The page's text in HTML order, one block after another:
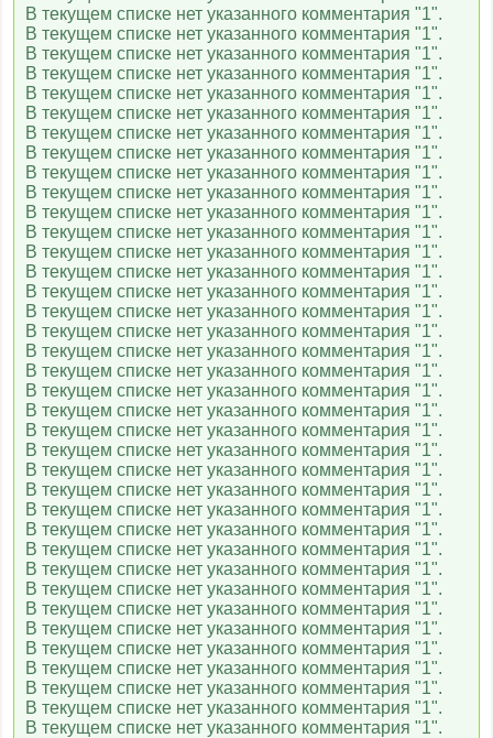
В текущем списке нет указанного комментария "1".
В текущем списке нет указанного комментария "1".
В текущем списке нет указанного комментария "1".
В текущем списке нет указанного комментария "1".
В текущем списке нет указанного комментария "1".
В текущем списке нет указанного комментария "1".
В текущем списке нет указанного комментария "1".
В текущем списке нет указанного комментария "1".
В текущем списке нет указанного комментария "1".
В текущем списке нет указанного комментария "1".
В текущем списке нет указанного комментария "1".
В текущем списке нет указанного комментария "1".
В текущем списке нет указанного комментария "1".
В текущем списке нет указанного комментария "1".
В текущем списке нет указанного комментария "1".
В текущем списке нет указанного комментария "1".
В текущем списке нет указанного комментария "1".
В текущем списке нет указанного комментария "1".
В текущем списке нет указанного комментария "1".
В текущем списке нет указанного комментария "1".
В текущем списке нет указанного комментария "1".
В текущем списке нет указанного комментария "1".
В текущем списке нет указанного комментария "1".
В текущем списке нет указанного комментария "1".
В текущем списке нет указанного комментария "1".
В текущем списке нет указанного комментария "1".
В текущем списке нет указанного комментария "1".
В текущем списке нет указанного комментария "1".
В текущем списке нет указанного комментария "1".
В текущем списке нет указанного комментария "1".
В текущем списке нет указанного комментария "1".
В текущем списке нет указанного комментария "1".
В текущем списке нет указанного комментария "1".
В текущем списке нет указанного комментария "1".
В текущем списке нет указанного комментария "1".
В текущем списке нет указанного комментария "1".
В текущем списке нет указанного комментария "1".